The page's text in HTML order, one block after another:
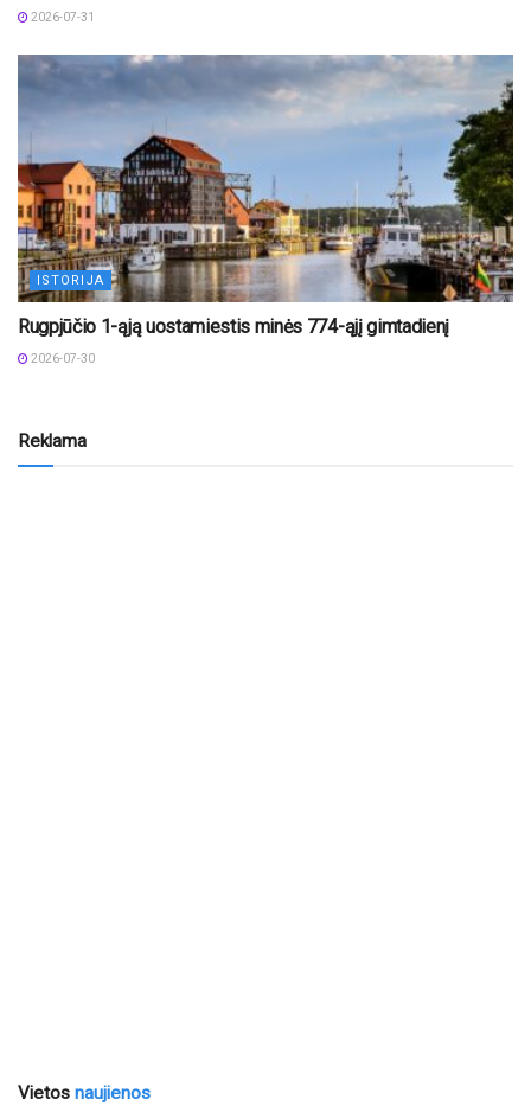
2026-07-31
ISTORIJA
Rugpjūčio 1-ąją uostamiestis minės 774-ąjį gimtadienį
2026-07-30
Reklama
Vietos naujienos